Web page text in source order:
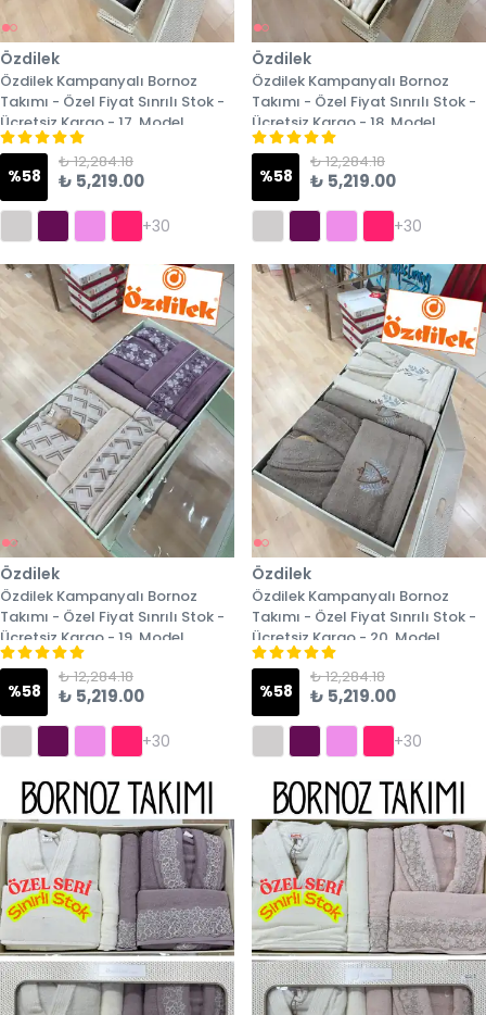
Özdilek
Özdilek Kampanyalı Bornoz
Takımı - Özel Fiyat Sınrılı Stok -
Ücretsiz Kargo - 17. Model
%58
₺ 12,284.18
₺ 5,219.00
+30
Özdilek
Özdilek Kampanyalı Bornoz
Takımı - Özel Fiyat Sınrılı Stok -
Ücretsiz Kargo - 18. Model
%58
₺ 12,284.18
₺ 5,219.00
+30
Özdilek
Özdilek Kampanyalı Bornoz
Takımı - Özel Fiyat Sınrılı Stok -
Ücretsiz Kargo - 19. Model
%58
₺ 12,284.18
₺ 5,219.00
+30
Özdilek
Özdilek Kampanyalı Bornoz
Takımı - Özel Fiyat Sınrılı Stok -
Ücretsiz Kargo - 20. Model
%58
₺ 12,284.18
₺ 5,219.00
+30